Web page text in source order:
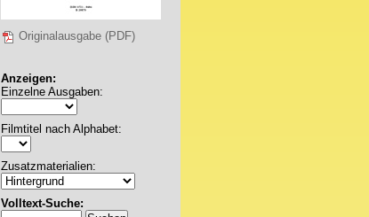
Originalausgabe (PDF)
Anzeigen:
Einzelne Ausgaben:
Filmtitel nach Alphabet:
Zusatzmaterialien:
Volltext-Suche: